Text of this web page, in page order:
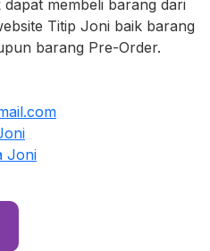
membeli barang dari
Titip Joni baik barang
barang Pre-Order.
Joni